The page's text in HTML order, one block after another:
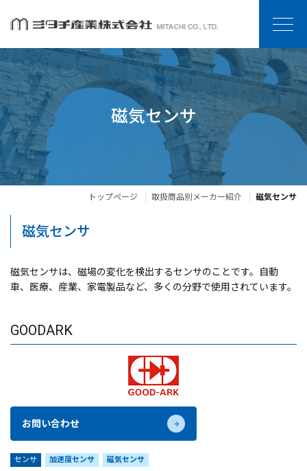
磁気センサ
トップページ 取扱商品別メーカー紹介 磁気センサ
磁気センサ
磁気センサは、磁場の変化を検出するセンサのことです。自動
車、医療、産業、家電製品など、多くの分野で使用されています。
GOODARK
お問い合わせ
センサ 加速度センサ 磁気センサ